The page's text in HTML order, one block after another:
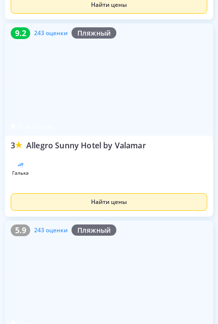
Найти цены
9.2 243 оценки Пляжный
3 Allegro Sunny Hotel by Valamar
9.2 243 оценки
галька
Найти цены
5.9 243 оценки Пляжный
5.9 243 оценки